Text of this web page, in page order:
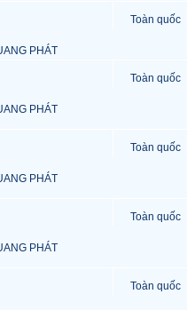
PHÁT
Toàn quốc
PHÁT
Toàn quốc
PHÁT
Toàn quốc
PHÁT
Toàn quốc
Toàn quốc